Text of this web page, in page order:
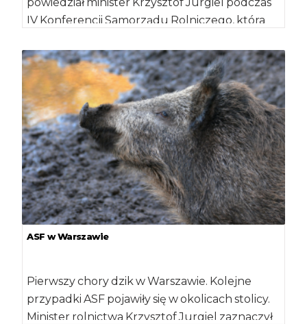
IV Konferencji Samorządu Rolniczego, która
ASF w Warszawie
Pierwszy chory dzik w Warszawie. Kolejne
przypadki ASF pojawiły się w okolicach stolicy.
Minister rolnictwa Krzysztof Jurgiel zaznaczył